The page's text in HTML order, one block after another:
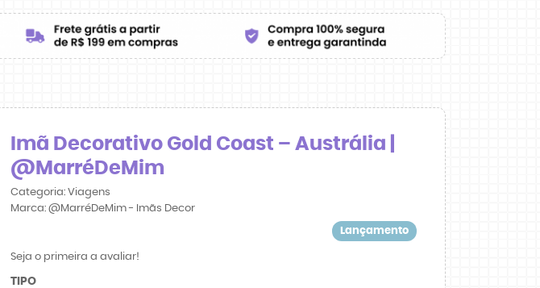
Imã Decorativo Gold Coast – Austrália |
@MarréDeMim
Categoria: Viagens
Marca: @MarréDeMim - Imãs Decor
Lançamento
Seja o primeira a avaliar!
TIPO